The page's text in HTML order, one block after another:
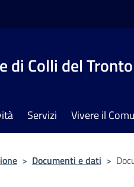
di Colli del Tronto
Servizi Vivere il
> Documenti e dati >